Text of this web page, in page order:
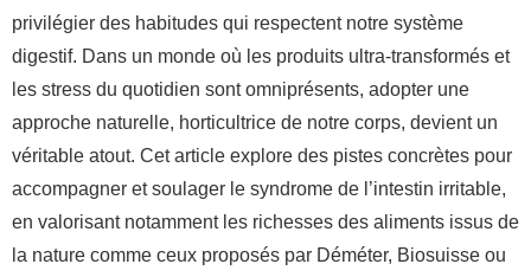
privilégier des habitudes qui respectent notre système
digestif. Dans un monde où les produits ultra-transformés et
les stress du quotidien sont omniprésents, adopter une
approche naturelle, horticultrice de notre corps, devient un
véritable atout. Cet article explore des pistes concrètes pour
accompagner et soulager le syndrome de l’intestin irritable,
en valorisant notamment les richesses des aliments issus de
la nature comme ceux proposés par Déméter, Biosuisse ou